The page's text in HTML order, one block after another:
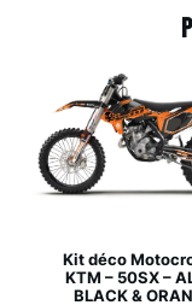
Kit déco
KTM – 50SX –
BLACK &